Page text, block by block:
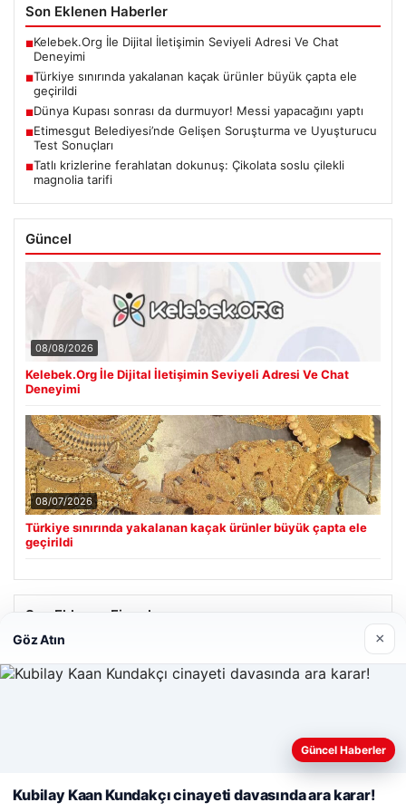
Son Eklenen Haberler
■Kelebek.Org İle Dijital İletişimin Seviyeli Adresi Ve Chat
Deneyimi
■Türkiye sınırında yakalanan kaçak ürünler büyük çapta ele
geçirildi
■Dünya Kupası sonrası da durmuyor! Messi yapacağını yaptı
■Etimesgut Belediyesi’nde Gelişen Soruşturma ve Uyuşturucu
Test Sonuçları
■Tatlı krizlerine ferahlatan dokunuş: Çikolata soslu çilekli
magnolia tarifi
Güncel
08/08/2026
Kelebek.Org İle Dijital İletişimin Seviyeli Adresi Ve Chat
Deneyimi
08/07/2026
Türkiye sınırında yakalanan kaçak ürünler büyük çapta ele
geçirildi
Son Eklenen Firmalar
06/23/2026
deneyiminizi kişiselleştirmek ve geliştirmek amacıyla çerezler
Reddet Kabul Et
Göz Atın ×
Güncel Haberler
Kubilay Kaan Kundakçı cinayeti davasında ara karar!